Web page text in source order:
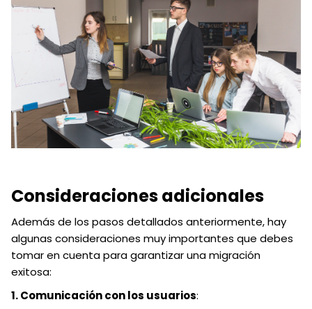
Consideraciones adicionales
Además de los pasos detallados anteriormente, hay
algunas consideraciones muy importantes que debes
tomar en cuenta para garantizar una migración
exitosa:
1. Comunicación con los usuarios: